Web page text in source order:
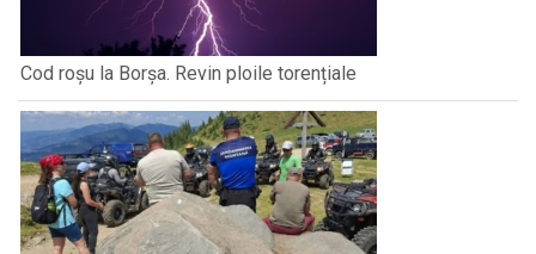
Cod roșu la Borșa. Revin ploile torențiale